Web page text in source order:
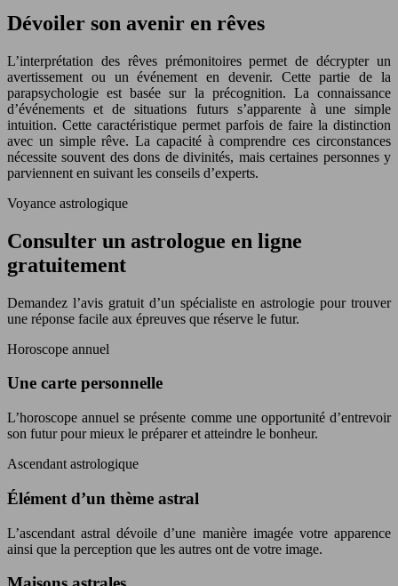
Dévoiler son avenir en rêves
L’interprétation des rêves prémonitoires permet de décrypter un
avertissement ou un événement en devenir. Cette partie de la
parapsychologie est basée sur la précognition. La connaissance
d’événements et de situations futurs s’apparente à une simple
intuition. Cette caractéristique permet parfois de faire la distinction
avec un simple rêve. La capacité à comprendre ces circonstances
nécessite souvent des dons de divinités, mais certaines personnes y
parviennent en suivant les conseils d’experts.
Voyance astrologique
Consulter un astrologue en ligne
gratuitement
Demandez l’avis gratuit d’un spécialiste en astrologie pour trouver
une réponse facile aux épreuves que réserve le futur.
Horoscope annuel
Une carte personnelle
L’horoscope annuel se présente comme une opportunité d’entrevoir
son futur pour mieux le préparer et atteindre le bonheur.
Ascendant astrologique
Élément d’un thème astral
L’ascendant astral dévoile d’une manière imagée votre apparence
ainsi que la perception que les autres ont de votre image.